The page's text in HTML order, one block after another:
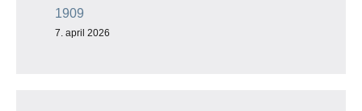
1909
7. april 2026